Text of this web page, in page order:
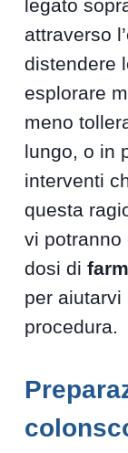
legato
attraverso
distendere
esplorare
meno
lungo, o in
interventi
questa
vi potranno
dosi di
per aiutarvi
procedura.